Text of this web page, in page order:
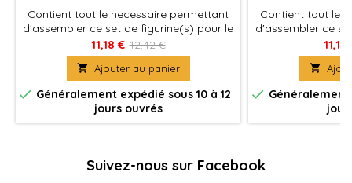
Contient tout le necessaire permettant
d'assembler ce set de figurine(s) pour le
jeu Bushido, produit fournies avec leurs
socles en plastique. Figurine(s) à
peindre et à assembler
11,18 € 12,42 €
 Ajouter au panier
 Généralement expédié sous 10 à 12
jours ouvrés
Contient tout le
d'assembler ce
jeu Bushido,
socles en
peindre
11,18

 Généralement
Suivez-nous sur Facebook